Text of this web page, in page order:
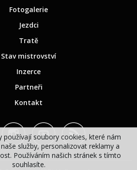
používají soubory cookies, které nám
služby, personalizovat reklamy a
Používáním našich stránek s tímto
souhlasíte.
Fotogalerie
Jezdci
Tratě
Stav mistrovství
Inzerce
Partneři
Kontakt